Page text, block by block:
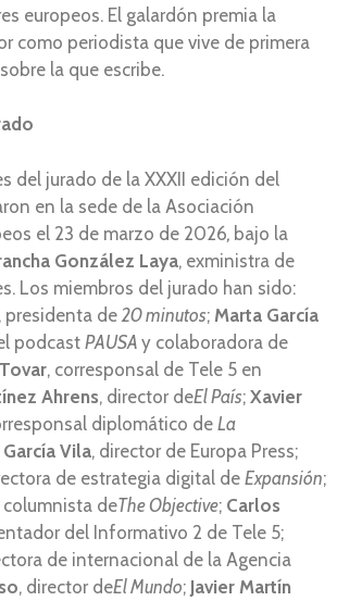
europeos. El galardón premia la
como periodista que vive de primera
la que escribe.
del jurado de la XXXII edición del
en la sede de la Asociación
el 23 de marzo de 2026, bajo la
González Laya, exministra de
Los miembros del jurado han sido:
, presidenta de 20 minutos; Marta García
podcast PAUSA y colaboradora de
, corresponsal de Tele 5 en
Ahrens, director deEl País; Xavier
diplomático de La
García Vila, director de Europa Press;
de estrategia digital de Expansión;
columnista deThe Objective; Carlos
del Informativo 2 de Tele 5;
de internacional de la Agencia
, director deEl Mundo; Javier Martín